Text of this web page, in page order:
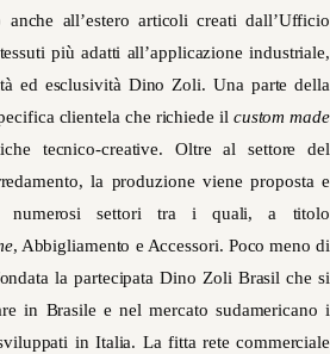
all’estero articoli creati dall’Ufficio
più adatti all’applicazione industriale,
ed esclusività Dino Zoli. Una parte della
clientela che richiede il custom made
tecnico-creative. Oltre al settore del
la produzione viene proposta e
numerosi settori tra i quali, a titolo
, Abbigliamento e Accessori. Poco meno di
la partecipata Dino Zoli Brasil che si
in Brasile e nel mercato sudamericano i
in Italia. La fitta rete commerciale